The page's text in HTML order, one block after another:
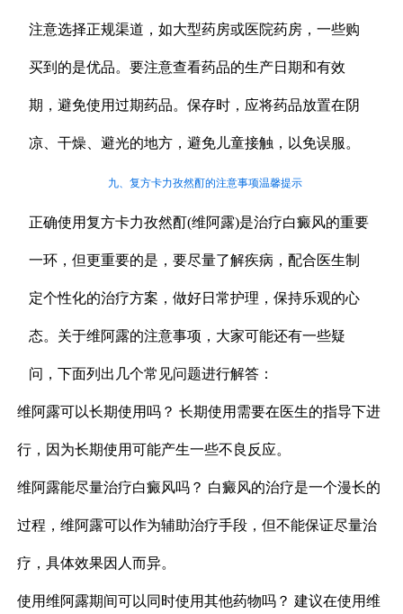
注意选择正规渠道，如大型药房或医院药房，一些购
买到的是优品。要注意查看药品的生产日期和有效
期，避免使用过期药品。保存时，应将药品放置在阴
凉、干燥、避光的地方，避免儿童接触，以免误服。
九、复方卡力孜然酊的注意事项温馨提示
正确使用复方卡力孜然酊(维阿露)是治疗白癜风的重要
一环，但更重要的是，要尽量了解疾病，配合医生制
定个性化的治疗方案，做好日常护理，保持乐观的心
态。关于维阿露的注意事项，大家可能还有一些疑
问，下面列出几个常见问题进行解答：
维阿露可以长期使用吗？ 长期使用需要在医生的指导下进
行，因为长期使用可能产生一些不良反应。
维阿露能尽量治疗白癜风吗？ 白癜风的治疗是一个漫长的
过程，维阿露可以作为辅助治疗手段，但不能保证尽量治
疗，具体效果因人而异。
使用维阿露期间可以同时使用其他药物吗？ 建议在使用维